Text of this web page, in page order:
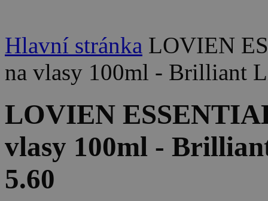
Hlavní stránka LOVIEN
na vlasy 100ml - Brilliant
LOVIEN
vlasy 100ml -
5.60